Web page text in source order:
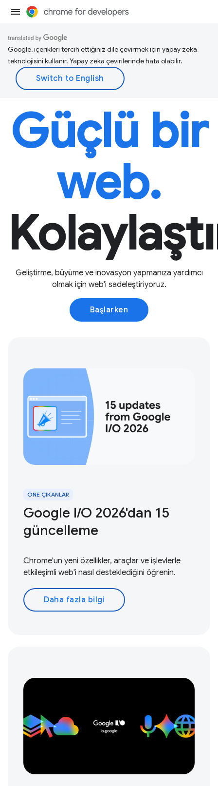
Google, içerikleri tercih ettiğiniz dile çevirmek için yapay zeka
teknolojisini kullanır. Yapay zeka çevirilerinde hata olabilir.
Güçlü bir
web.
Geliştirme, büyüme ve inovasyon yapmanıza yardımcı
olmak için web'i sadeleştiriyoruz.
Başlarken
ÖNE ÇIKANLAR
Google I / O 2026'dan 15
güncelleme
Chrome'un yeni özellikler, araçlar ve işlevlerle
etkileşimli web'i nasıl desteklediğini öğrenin.
Daha fazla bilgi